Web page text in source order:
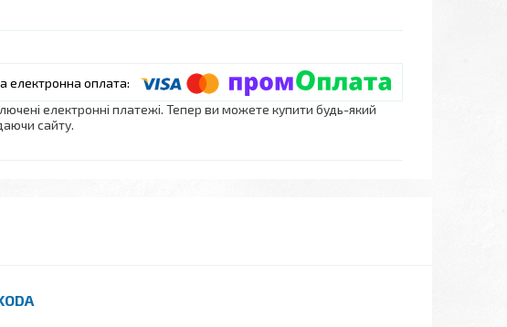
електронні платежі. Тепер ви можете купити будь-який
сайту.